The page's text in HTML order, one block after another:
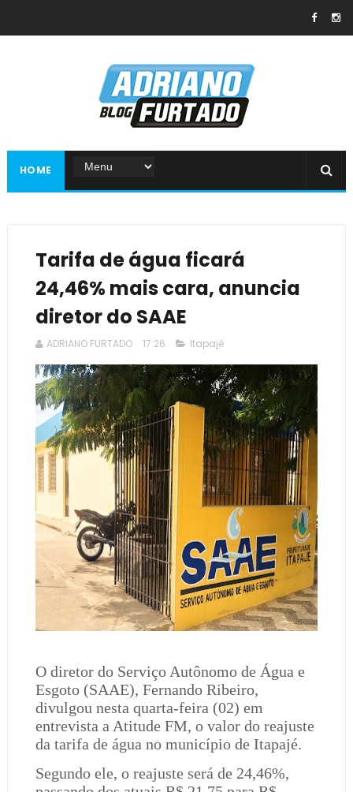
HOME
Tarifa de água ficará
24,46% mais cara, anuncia
diretor do SAAE
ADRIANO FURTADO 17:26 Itapajé
O diretor do Serviço Autônomo de Água e
Esgoto (SAAE), Fernando Ribeiro,
divulgou nesta quarta-feira (02) em
entrevista a Atitude FM, o valor do reajuste
da tarifa de água no município de Itapajé.
Segundo ele, o reajuste será de 24,46%,